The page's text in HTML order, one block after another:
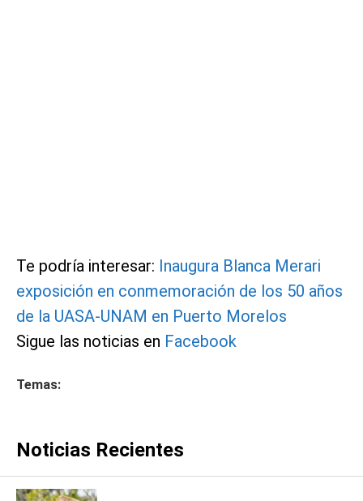
Te podría interesar: Inaugura Blanca Merari
exposición en conmemoración de los 50 años
de la UASA-UNAM en Puerto Morelos
Sigue las noticias en Facebook
Temas:
Noticias Recientes